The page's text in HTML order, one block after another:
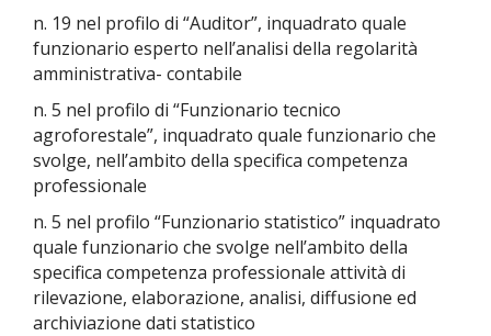
n. 19 nel profilo di “Auditor”, inquadrato quale
funzionario esperto nell’analisi della regolarità
amministrativa- contabile
n. 5 nel profilo di “Funzionario tecnico
agroforestale”, inquadrato quale funzionario che
svolge, nell’ambito della specifica competenza
professionale
n. 5 nel profilo “Funzionario statistico” inquadrato
quale funzionario che svolge nell’ambito della
specifica competenza professionale attività di
rilevazione, elaborazione, analisi, diffusione ed
archiviazione dati statistico